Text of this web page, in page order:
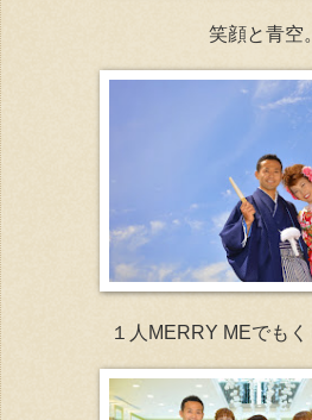
笑顔と青空。
１人MERRY MEでもく